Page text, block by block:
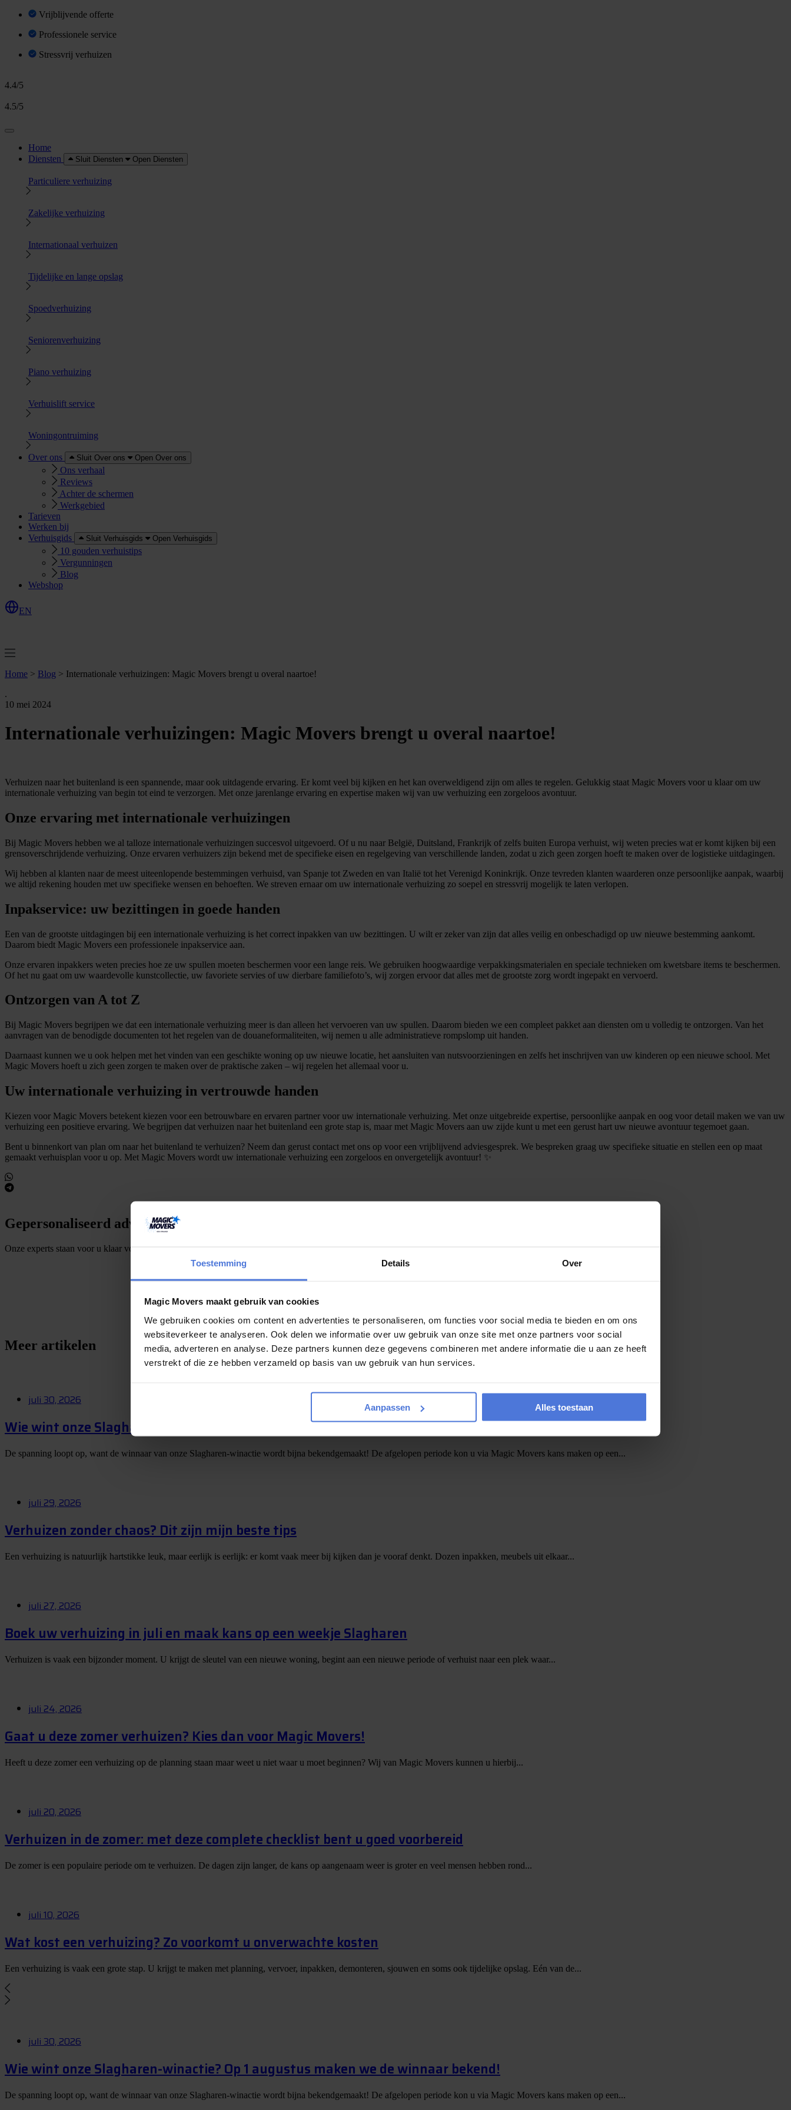
Toestemming Details Over
Magic Movers maakt gebruik van cookies
We gebruiken cookies om content en advertenties te personaliseren, om functies voor social media te bieden en om ons
websiteverkeer te analyseren. Ook delen we informatie over uw gebruik van onze site met onze partners voor social
media, adverteren en analyse. Deze partners kunnen deze gegevens combineren met andere informatie die u aan ze heeft
verstrekt of die ze hebben verzameld op basis van uw gebruik van hun services.
Aanpassen Alles toestaan
Vrijblijvende offerte
Professionele service
Stressvrij verhuizen
4.4/5
4.5/5
Home
Diensten
Sluit Diensten Open Diensten
Particuliere verhuizing
Zakelijke verhuizing
Internationaal verhuizen
Tijdelijke en lange opslag
Spoedverhuizing
Seniorenverhuizing
Piano verhuizing
Verhuislift service
Woningontruiming
Over ons Sluit Over ons Open Over ons
Ons verhaal
Reviews
Achter de schermen
Werkgebied
Tarieven
Werken bij
Verhuisgids
Sluit Verhuisgids Open Verhuisgids
10 gouden verhuistips
Vergunningen
Blog
Webshop
EN
Home > Blog > Internationale verhuizingen: Magic Movers brengt u overal naartoe!
.
10 mei 2024
Internationale verhuizingen: Magic Movers brengt u overal naartoe!
Verhuizen naar het buitenland is een spannende, maar ook uitdagende ervaring. Er komt veel bij kijken en het kan overweldigend zijn om alles te regelen. Gelukkig staat Magic Movers voor u klaar om uw
internationale verhuizing van begin tot eind te verzorgen. Met onze jarenlange ervaring en expertise maken wij van uw verhuizing een zorgeloos avontuur.
Onze ervaring met internationale verhuizingen
Bij Magic Movers hebben we al talloze internationale verhuizingen succesvol uitgevoerd. Of u nu naar België, Duitsland, Frankrijk of zelfs buiten Europa verhuist, wij weten precies wat er komt kijken bij een
grensoverschrijdende verhuizing. Onze ervaren verhuizers zijn bekend met de specifieke eisen en regelgeving van verschillende landen, zodat u zich geen zorgen hoeft te maken over de logistieke uitdagingen. ️
Wij hebben al klanten naar de meest uiteenlopende bestemmingen verhuisd, van Spanje tot Zweden en van Italië tot het Verenigd Koninkrijk. Onze tevreden klanten waarderen onze persoonlijke aanpak, waarbij
we altijd rekening houden met uw specifieke wensen en behoeften. We streven ernaar om uw internationale verhuizing zo soepel en stressvrij mogelijk te laten verlopen.
Inpakservice: uw bezittingen in goede handen
Een van de grootste uitdagingen bij een internationale verhuizing is het correct inpakken van uw bezittingen. U wilt er zeker van zijn dat alles veilig en onbeschadigd op uw nieuwe bestemming aankomt.
Daarom biedt Magic Movers een professionele inpakservice aan.
Onze ervaren inpakkers weten precies hoe ze uw spullen moeten beschermen voor een lange reis. We gebruiken hoogwaardige verpakkingsmaterialen en speciale technieken om kwetsbare items te beschermen.
Of het nu gaat om uw waardevolle kunstcollectie, uw favoriete servies of uw dierbare familiefoto’s, wij zorgen ervoor dat alles met de grootste zorg wordt ingepakt en vervoerd. ️
Ontzorgen van A tot Z
Bij Magic Movers begrijpen we dat een internationale verhuizing meer is dan alleen het vervoeren van uw spullen. Daarom bieden we een compleet pakket aan diensten om u volledig te ontzorgen. Van het
aanvragen van de benodigde documenten tot het regelen van de douaneformaliteiten, wij nemen u alle administratieve rompslomp uit handen. ️
Daarnaast kunnen we u ook helpen met het vinden van een geschikte woning op uw nieuwe locatie, het aansluiten van nutsvoorzieningen en zelfs het inschrijven van uw kinderen op een nieuwe school. Met
Magic Movers hoeft u zich geen zorgen te maken over de praktische zaken – wij regelen het allemaal voor u.
Uw internationale verhuizing in vertrouwde handen
Kiezen voor Magic Movers betekent kiezen voor een betrouwbare en ervaren partner voor uw internationale verhuizing. Met onze uitgebreide expertise, persoonlijke aanpak en oog voor detail maken we van uw
verhuizing een positieve ervaring. We begrijpen dat verhuizen naar het buitenland een grote stap is, maar met Magic Movers aan uw zijde kunt u met een gerust hart uw nieuwe avontuur tegemoet gaan.
Bent u binnenkort van plan om naar het buitenland te verhuizen? Neem dan gerust contact met ons op voor een vrijblijvend adviesgesprek. We bespreken graag uw specifieke situatie en stellen een op maat
gemaakt verhuisplan voor u op. Met Magic Movers wordt uw internationale verhuizing een zorgeloos en onvergetelijk avontuur! ✨
Gepersonaliseerd advies?
Onze experts staan voor u klaar voor elke vraag!
Meer artikelen
juli 30, 2026
Wie wint onze Slagharen-winactie? Op 1 augustus maken we de winnaar bekend!
De spanning loopt op, want de winnaar van onze Slagharen-winactie wordt bijna bekendgemaakt! De afgelopen periode kon u via Magic Movers kans maken op een...
juli 29, 2026
Verhuizen zonder chaos? Dit zijn mijn beste tips
Een verhuizing is natuurlijk hartstikke leuk, maar eerlijk is eerlijk: er komt vaak meer bij kijken dan je vooraf denkt. Dozen inpakken, meubels uit elkaar...
juli 27, 2026
Boek uw verhuizing in juli en maak kans op een weekje Slagharen
Verhuizen is vaak een bijzonder moment. U krijgt de sleutel van een nieuwe woning, begint aan een nieuwe periode of verhuist naar een plek waar...
juli 24, 2026
Gaat u deze zomer verhuizen? Kies dan voor Magic Movers!
Heeft u deze zomer een verhuizing op de planning staan maar weet u niet waar u moet beginnen? Wij van Magic Movers kunnen u hierbij...
juli 20, 2026
Verhuizen in de zomer: met deze complete checklist bent u goed voorbereid
De zomer is een populaire periode om te verhuizen. De dagen zijn langer, de kans op aangenaam weer is groter en veel mensen hebben rond...
juli 10, 2026
Wat kost een verhuizing? Zo voorkomt u onverwachte kosten
Een verhuizing is vaak een grote stap. U krijgt te maken met planning, vervoer, inpakken, demonteren, sjouwen en soms ook tijdelijke opslag. Eén van de...
juli 30, 2026
Wie wint onze Slagharen-winactie? Op 1 augustus maken we de winnaar bekend!
De spanning loopt op, want de winnaar van onze Slagharen-winactie wordt bijna bekendgemaakt! De afgelopen periode kon u via Magic Movers kans maken op een...